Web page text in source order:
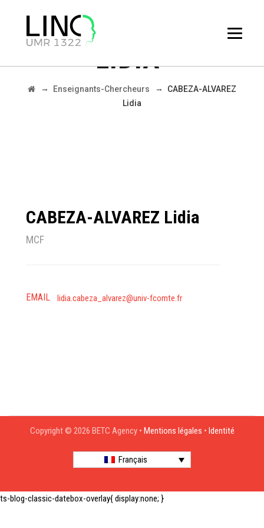
CABEZA-ALVAREZ
LIDIA
→ Enseignants-Chercheurs →
CABEZA-ALVAREZ
Lidia
CABEZA-ALVAREZ Lidia
MCF
EMAIL lidia.cabeza_alvarez@univ-fcomte.fr
Copyright © 2026 BETC Agency • Mentions légales • Identité
Français
ts-blog-classic-datebox-overlay{ display:none; }